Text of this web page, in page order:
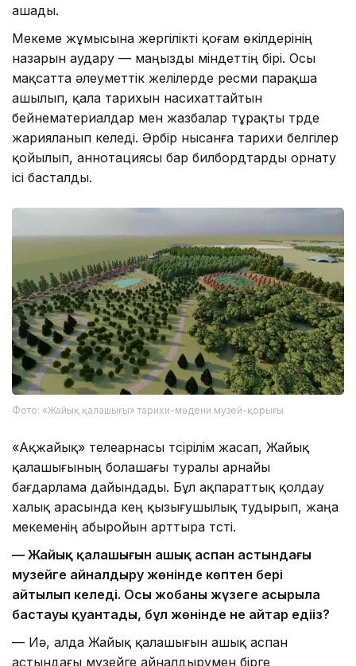
ашады.
Мекеме жұмысына жергілікті қоғам өкілдерінің
назарын аудару — маңызды міндеттің бірі. Осы
мақсатта әлеуметтік желілерде ресми парақша
ашылып, қала тарихын насихаттайтын
бейнематериалдар мен жазбалар тұрақты түрде
жарияланып келеді. Әрбір нысанға тарихи белгілер
қойылып, аннотациясы бар билбордтарды орнату
ісі басталды.
Фото: «Жайық қалашығы» тарихи-мәдени музей-қорығы
«Ақжайық» телеарнасы түсірілім жасап, Жайық
қалашығының болашағы туралы арнайы
бағдарлама дайындады. Бұл ақпараттық қолдау
халық арасында кең қызығушылық тудырып, жаңа
мекеменің абыройын арттыра түсті.
— Жайық қалашығын ашық аспан астындағы
музейге айналдыру жөнінде көптен бері
айтылып келеді. Осы жобаның жүзеге асырыла
бастауы қуантады, бұл жөнінде не айтар едіңіз?
— Иә, алда Жайық қалашығын ашық аспан
астындағы музейге айналдырумен бірге